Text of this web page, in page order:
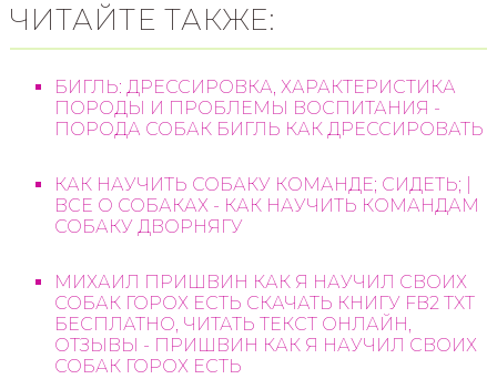
ЧИТАЙТЕ ТАКЖЕ:
БИГЛЬ: ДРЕССИРОВКА, ХАРАКТЕРИСТИКА
ПОРОДЫ И ПРОБЛЕМЫ ВОСПИТАНИЯ -
ПОРОДА СОБАК БИГЛЬ КАК ДРЕССИРОВАТЬ
КАК НАУЧИТЬ СОБАКУ КОМАНДЕ; СИДЕТЬ; |
ВСЕ О СОБАКАХ - КАК НАУЧИТЬ КОМАНДАМ
СОБАКУ ДВОРНЯГУ
МИХАИЛ ПРИШВИН КАК Я НАУЧИЛ СВОИХ
СОБАК ГОРОХ ЕСТЬ СКАЧАТЬ КНИГУ FB2 TXT
БЕСПЛАТНО, ЧИТАТЬ ТЕКСТ ОНЛАЙН,
ОТЗЫВЫ - ПРИШВИН КАК Я НАУЧИЛ СВОИХ
СОБАК ГОРОХ ЕСТЬ